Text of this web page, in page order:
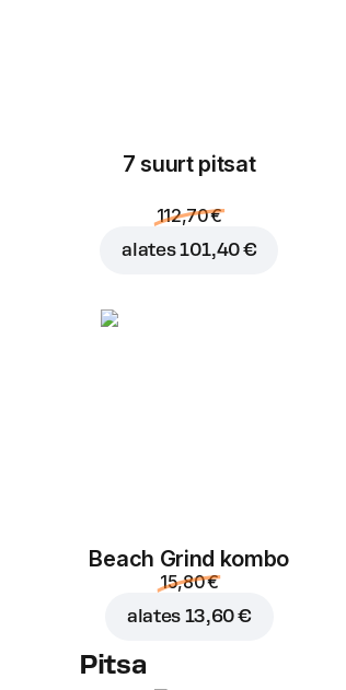
7 suurt pitsat
112,70 €
alates101,40 €
Beach Grind kombo
15,80 €
alates 13,60 €
Pitsa